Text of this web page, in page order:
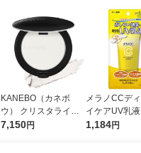
KANEBO（カネボ
ウ） クリスタライズ
ドフィックスパウダー
7,150円
メラノCCデ
イケアUV乳
日焼け止め乳
1,184円